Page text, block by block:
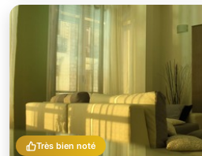
Très bien noté